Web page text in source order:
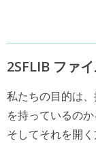
2SFLIB ファ
私たちの目的は
を持っているの
そしてそれを開く